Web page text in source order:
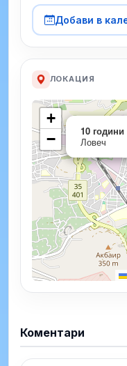
Добави в
ЛОКАЦИЯ
10
Ловеч
+
−
Коментари